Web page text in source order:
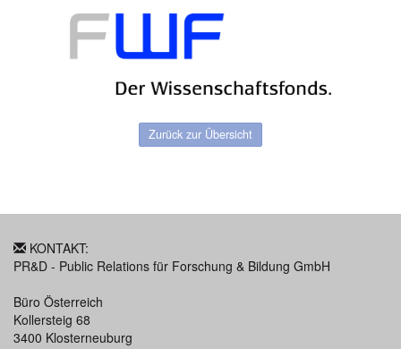
Zurück zur Übersicht
KONTAKT:
PR&D - Public Relations für Forschung & Bildung GmbH
Büro Österreich
Kollersteig 68
3400 Klosterneuburg